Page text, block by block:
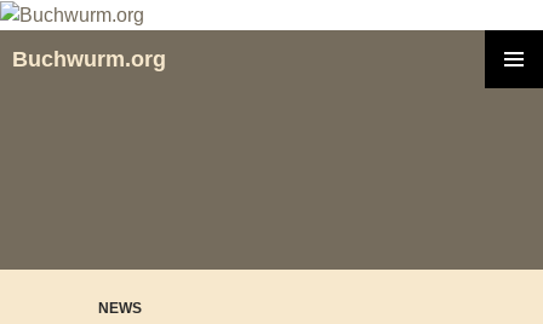
Zum
springen
Buchwurm.org
NEWS